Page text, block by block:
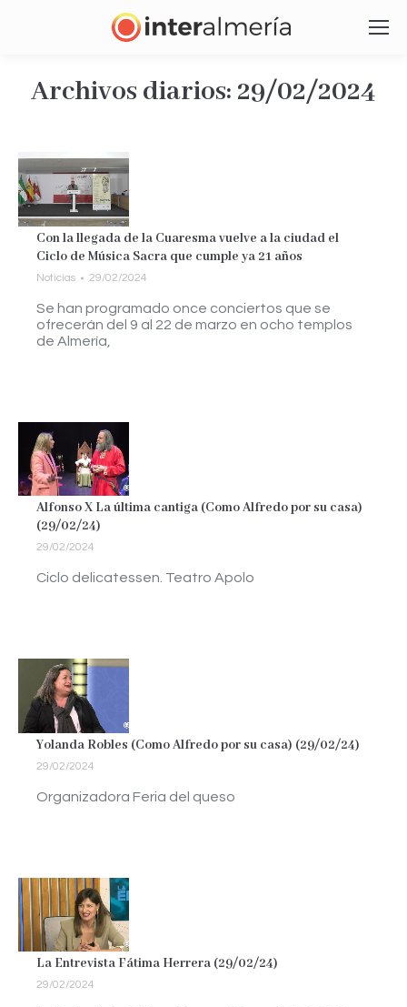
Archivos diarios: 29/02/2024
Con la llegada de la Cuaresma vuelve a la ciudad el
Ciclo de Música Sacra que cumple ya 21 años
Noticias 29/02/2024
Se han programado once conciertos que se
ofrecerán del 9 al 22 de marzo en ocho templos
de Almería,
Alfonso X La última cantiga (Como Alfredo por su casa)
(29/02/24)
29/02/2024
Ciclo delicatessen. Teatro Apolo
Yolanda Robles (Como Alfredo por su casa) (29/02/24)
29/02/2024
Organizadora Feria del queso
La Entrevista Fátima Herrera (29/02/24)
29/02/2024